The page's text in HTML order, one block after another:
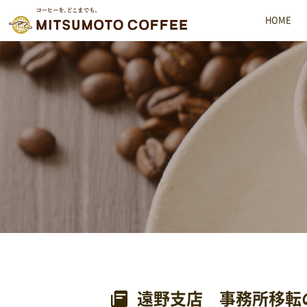
MMC 三本珈琲株式会社
HOME
遠野支店 事務所移転